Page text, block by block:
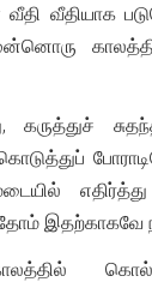
வீதியாக
கருத்துச்
இதற்காகவே